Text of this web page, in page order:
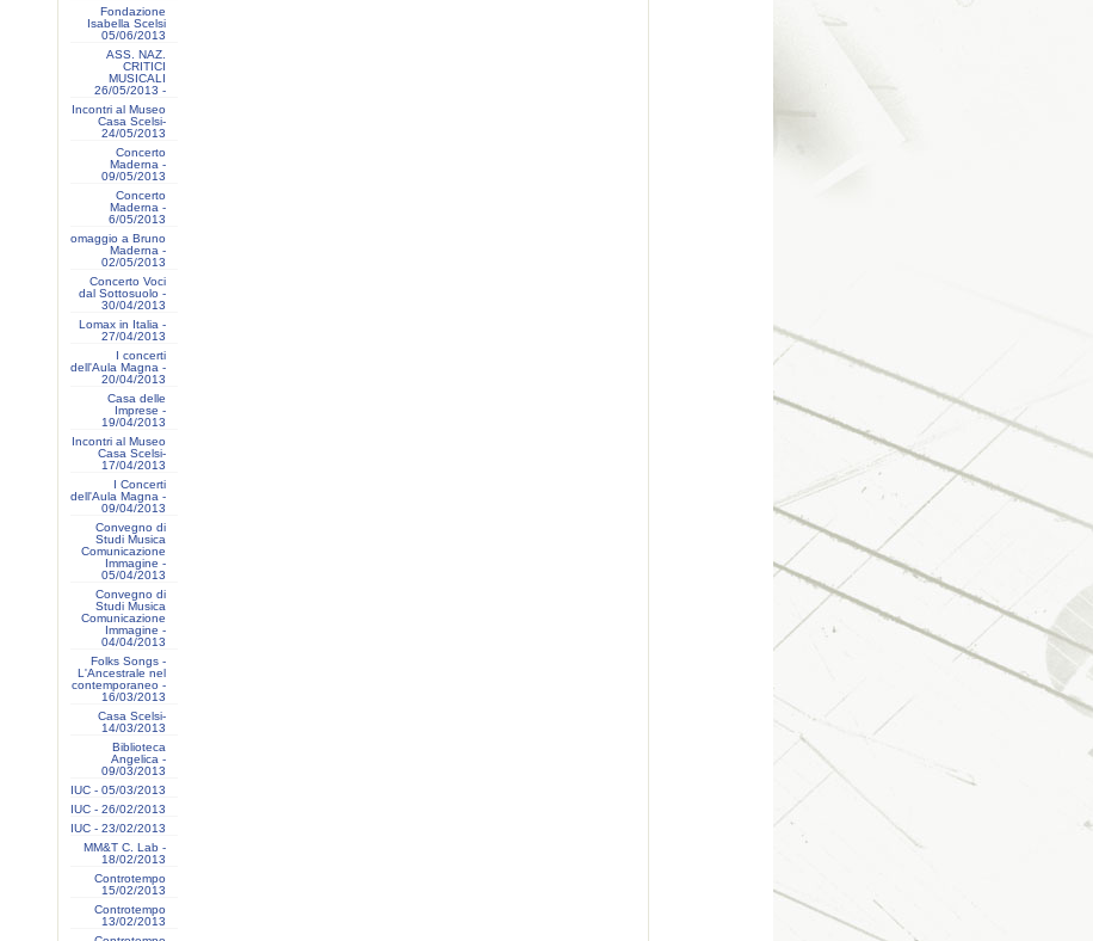
Fondazione
Isabella Scelsi
05/06/2013
ASS. NAZ.
CRITICI
MUSICALI
26/05/2013 -
Incontri al Museo
Casa Scelsi-
24/05/2013
Concerto
Maderna -
09/05/2013
Concerto
Maderna -
6/05/2013
omaggio a Bruno
Maderna -
02/05/2013
Concerto Voci
dal Sottosuolo -
30/04/2013
Lomax in Italia -
27/04/2013
I concerti
dell'Aula Magna -
20/04/2013
Casa delle
Imprese -
19/04/2013
Incontri al Museo
Casa Scelsi-
17/04/2013
I Concerti
dell'Aula Magna -
09/04/2013
Convegno di
Studi Musica
Comunicazione
Immagine -
05/04/2013
Convegno di
Studi Musica
Comunicazione
Immagine -
04/04/2013
Folks Songs -
L'Ancestrale nel
contemporaneo -
16/03/2013
Casa Scelsi-
14/03/2013
Biblioteca
Angelica -
09/03/2013
IUC - 05/03/2013
IUC - 26/02/2013
IUC - 23/02/2013
MM&T C. Lab -
18/02/2013
Controtempo
15/02/2013
Controtempo
13/02/2013